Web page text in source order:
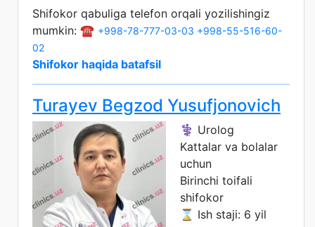
Shifokor qabuliga telefon orqali yozilishingiz
mumkin: ☎️ +998-78-777-03-03 +998-55-516-60-
02
Shifokor haqida batafsil
Turayev Begzod Yusufjonovich
⚕️ Urolog
Kattalar va bolalar
uchun
Birinchi toifali
shifokor
⌛ Ish staji: 6 yil